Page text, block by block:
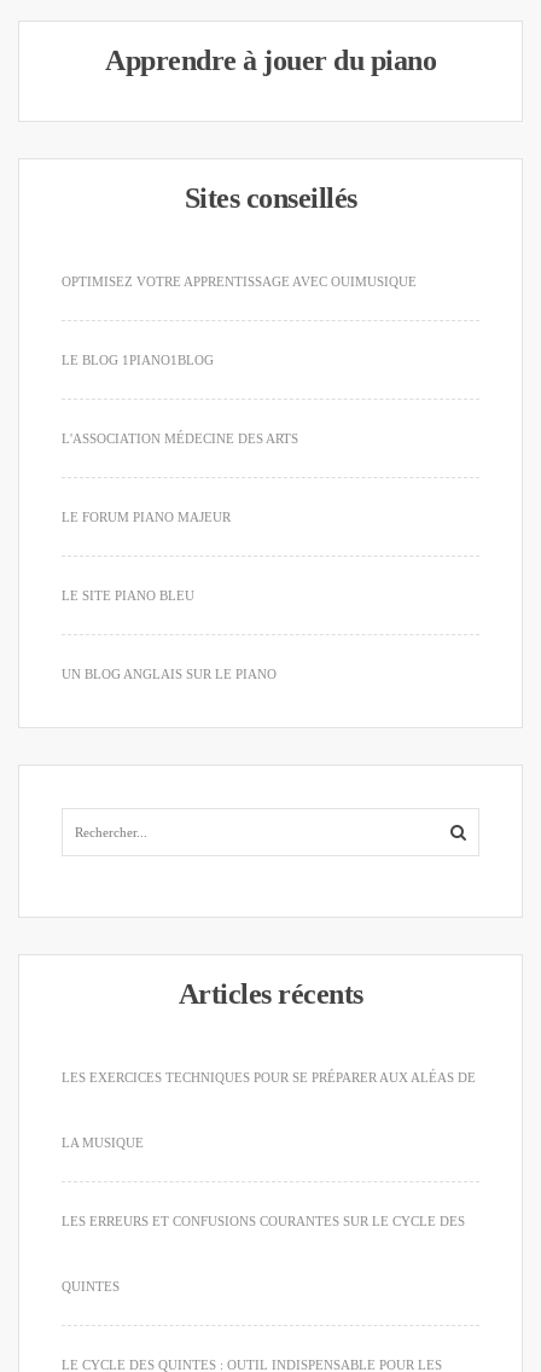
Apprendre à jouer du piano
Sites conseillés
OPTIMISEZ VOTRE APPRENTISSAGE AVEC OUIMUSIQUE
LE BLOG 1PIANO1BLOG
L'ASSOCIATION MÉDECINE DES ARTS
LE FORUM PIANO MAJEUR
LE SITE PIANO BLEU
UN BLOG ANGLAIS SUR LE PIANO
Articles récents
LES EXERCICES TECHNIQUES POUR SE PRÉPARER AUX ALÉAS DE
LA MUSIQUE
LES ERREURS ET CONFUSIONS COURANTES SUR LE CYCLE DES
QUINTES
LE CYCLE DES QUINTES : OUTIL INDISPENSABLE POUR LES